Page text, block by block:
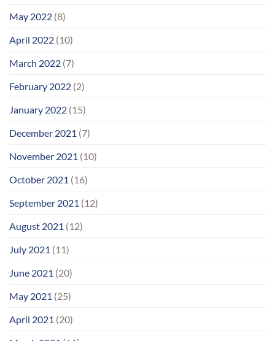
May 2022 (8)
April 2022 (10)
March 2022 (7)
February 2022 (2)
January 2022 (15)
December 2021 (7)
November 2021 (10)
October 2021 (16)
September 2021 (12)
August 2021 (12)
July 2021 (11)
June 2021 (20)
May 2021 (25)
April 2021 (20)